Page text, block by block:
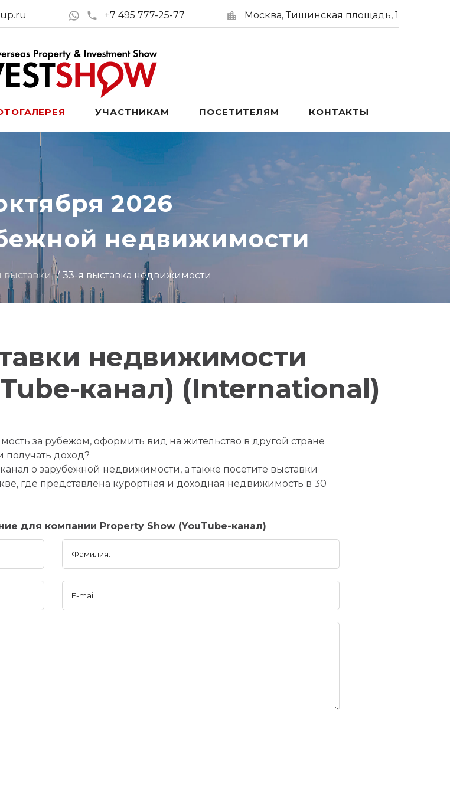
+7 495 777-25-77 Москва, Тишинская площадь, 1
УЧАСТНИКАМ ПОСЕТИТЕЛЯМ КОНТАКТЫ
2026
недвижимости
выставки 33-я выставка недвижимости
недвижимости
канал) (International)
за рубежом, оформить вид на жительство в другой стране
получать доход?
о зарубежной недвижимости, а также посетите выставки
где представлена курортная и доходная недвижимость в 30
для компании Property Show (YouTube-канал)
Фамилия:
E-mail: